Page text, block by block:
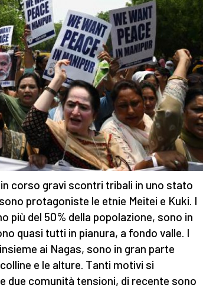
corso gravi scontri tribali in uno stato
sono protagoniste le etnie Meitei e Kuki. I
più del 50% della popolazione, sono in
quasi tutti in pianura, a fondo valle. I
ai Nagas, sono in gran parte
e le alture. Tanti motivi si
due comunità tensioni, di recente sono